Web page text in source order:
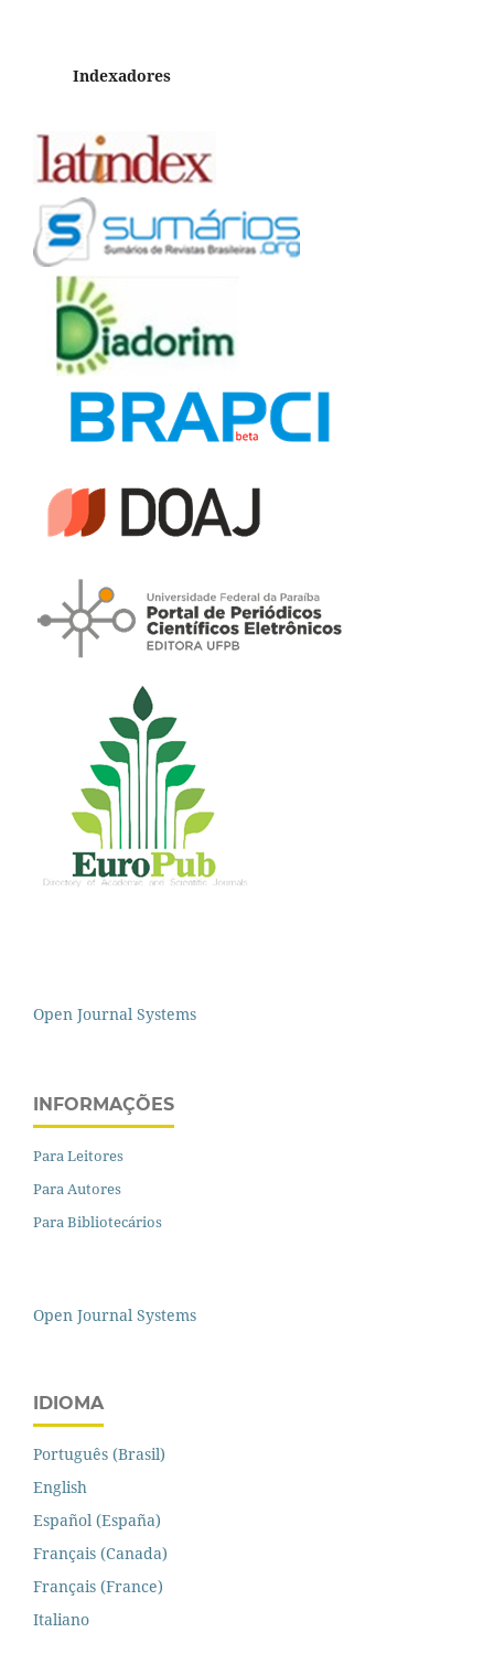
Indexadores
Open Journal Systems
INFORMAÇÕES
Para Leitores
Para Autores
Para Bibliotecários
Open Journal Systems
IDIOMA
Português (Brasil)
English
Español (España)
Français (Canada)
Français (France)
Italiano